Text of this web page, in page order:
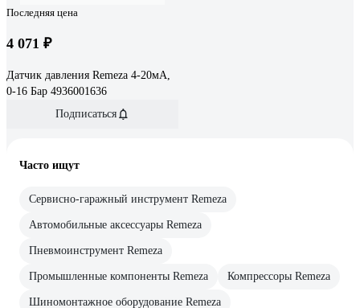
Последняя цена
4 071 ₽
Датчик давления Remeza 4-20мА,
0-16 Бар 4936001636
Подписаться
Часто ищут
Сервисно-гаражный инструмент Remeza
Автомобильные аксессуары Remeza
Пневмоинструмент Remeza
Промышленные компоненты Remeza Компрессоры Remeza
Шиномонтажное оборудование Remeza